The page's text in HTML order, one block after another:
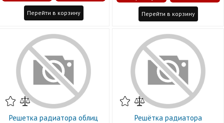
Перейти в корзину Перейти в корзину
Решетка радиатора облиц
Решётка радиатора